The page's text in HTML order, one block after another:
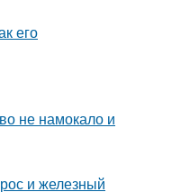
его
не намокало и
и железный